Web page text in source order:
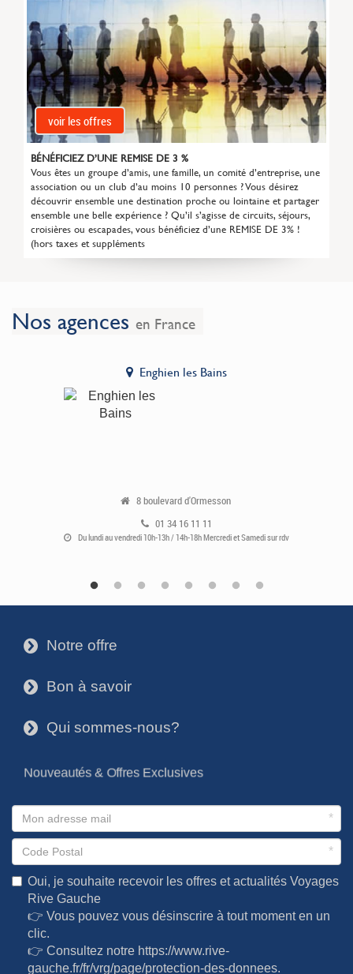
voir les offres
BÉNÉFICIEZ D’UNE REMISE DE 3 %
Vous êtes un groupe d’amis, une famille, un comité d’entreprise, une
association ou un club d’au moins 10 personnes ? Vous désirez
découvrir ensemble une destination proche ou lointaine et partager
ensemble une belle expérience ? Qu’il s’agisse de circuits, séjours,
croisières ou escapades, vous bénéficiez d’une REMISE DE 3% !
(hors taxes et suppléments
Nos agences en France
Enghien les Bains
8 boulevard d'Ormesson
01 34 16 11 11
Du lundi au vendredi 10h-13h / 14h-18h Mercredi et Samedi sur rdv
3 Notre offre
3 Bon à savoir
3 Qui sommes-nous?
Nouveautés & Offres Exclusives
*
*
Oui, je souhaite recevoir les offres et actualités Voyages
Rive Gauche
👉 Vous pouvez vous désinscrire à tout moment en un
clic.
👉 Consultez notre https://www.rive-
gauche.fr/fr/vrg/page/protection-des-donnees.